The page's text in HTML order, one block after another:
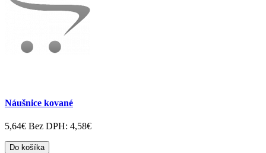
Náušnice kované
5,64€ Bez DPH: 4,58€
Do košíka